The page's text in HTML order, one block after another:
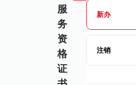
服
务
资
格
证
新办
注销